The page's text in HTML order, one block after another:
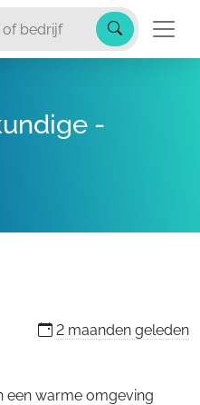
-
2 maanden geleden
een warme omgeving